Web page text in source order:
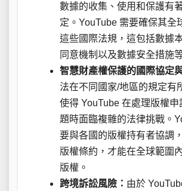
數據的收集、使用和保護有
定。YouTube 需要確保其全
這些國際法規，這包括數據
同意機制以及數據安全措施
智慧財產權保護的國際協定
法在不同國家/地區的規定有
使得 YouTube 在處理版權申
題時面臨複雜的法律挑戰。
要與各國的版權持有者協調
版權條約，才能在全球範圍
版權。
跨境訴訟風險： 由於